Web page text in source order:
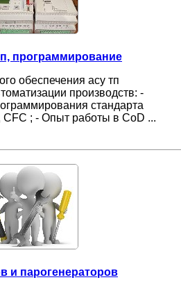
программирование
обеспечения асу тп
производств: -
стандарта
; - Опыт работы в CoD ...
и парогенераторов